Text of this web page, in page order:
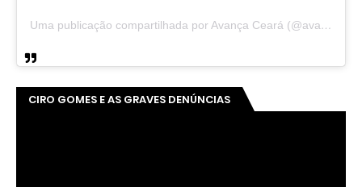
Uma publicação compartilhada por Avança Ceará (@avancaceara)
CIRO GOMES E AS GRAVES DENÚNCIAS